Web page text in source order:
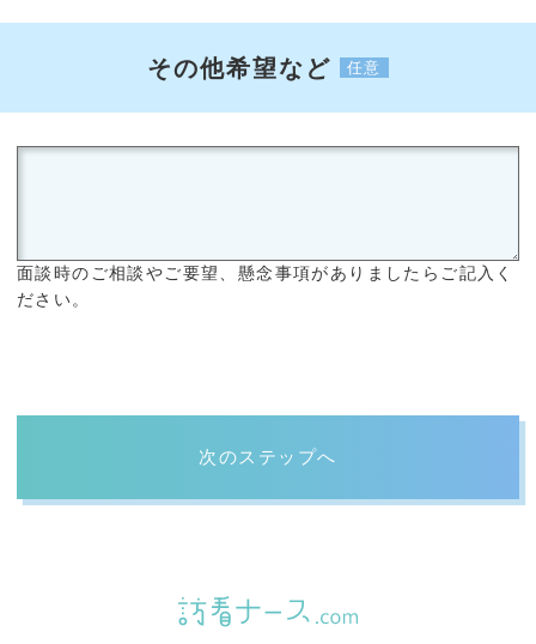
その他希望など 任意
面談時のご相談やご要望、懸念事項がありましたらご記入く
ださい。
次のステップへ